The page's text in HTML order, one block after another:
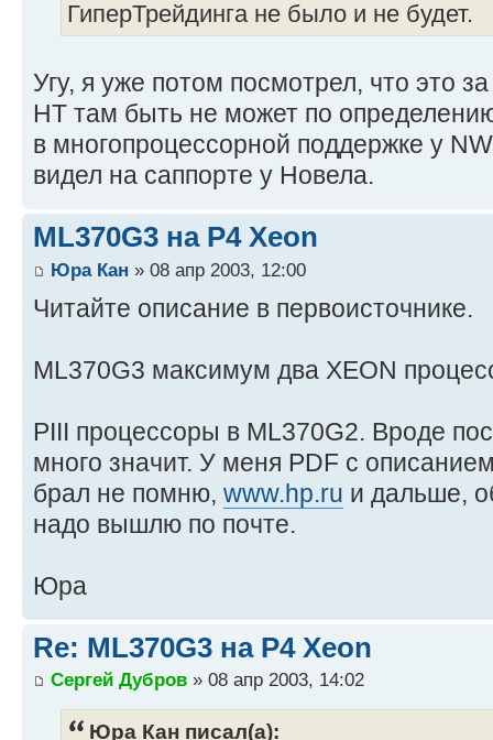
ГиперТрейдинга не было и не будет.
Угу, я уже потом посмотрел, что это
HT там быть не может по
в многопроцессорной поддержке у
видел на саппорте у Новела.
ML370G3 на P4 Xeon
Юра Кан » 08 апр 2003, 12:00
Читайте описание в первоисточнике.
ML370G3 максимум два XEON
PIII процессоры в ML370G2. Вроде
много значит. У меня PDF с
брал не помню, www.hp.ru и дальше,
надо вышлю по почте.
Юра
Re: ML370G3 на P4 Xeon
Сергей Дубров » 08 апр 2003, 14:02
Юра Кан писал(а):